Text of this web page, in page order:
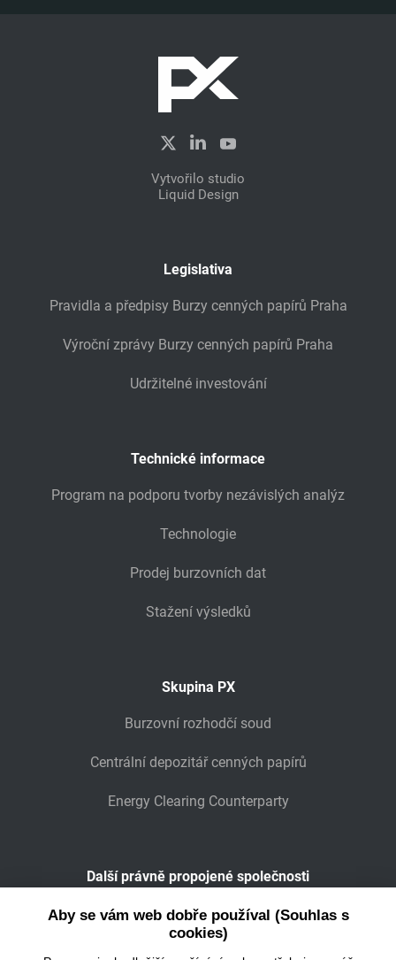
Vytvořilo studio
Liquid Design
Legislativa
Pravidla a předpisy Burzy cenných papírů Praha
Výroční zprávy Burzy cenných papírů Praha
Udržitelné investování
Technické informace
Program na podporu tvorby nezávislých analýz
Technologie
Prodej burzovních dat
Stažení výsledků
Skupina PX
Burzovní rozhodčí soud
Centrální depozitář cenných papírů
Energy Clearing Counterparty
Další právně propojené společnosti
Wiener Börse
Aby se vám web dobře používal (Souhlas s
cookies)